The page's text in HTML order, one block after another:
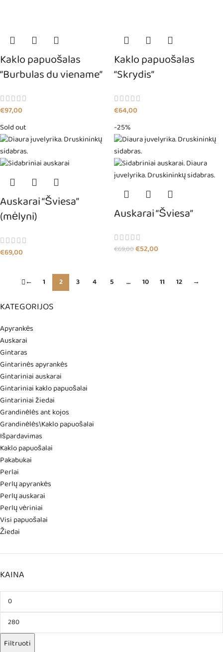
KATEGORIJOS
Apyrankės
Auskarai
Gintaras
Gintarinės apyrankės
Gintariniai auskarai
Gintariniai kaklo papuošalai
Gintariniai žiedai
Grandinėlės ant kojos
Grandinėlės\Kaklo papuošalai
Išpardavimas
Kaklo papuošalai
Pakabukai
Perlai
Perlų apyrankės
Perlų auskarai
Perlų vėriniai
Visi papuošalai
Žiedai
KAINA
Filtruoti
Kaklo papuošalas
“Burbulas du viename”
€97,00
Kaklo papuošalas
“Skrydis”
€64,00
Sold out
Auskarai “Šviesa”
(mėlyni)
€69,00
-25%
Auskarai “Šviesa”
€69,00€52,00
← 1 2 3 4 5 … 10 11 12 →